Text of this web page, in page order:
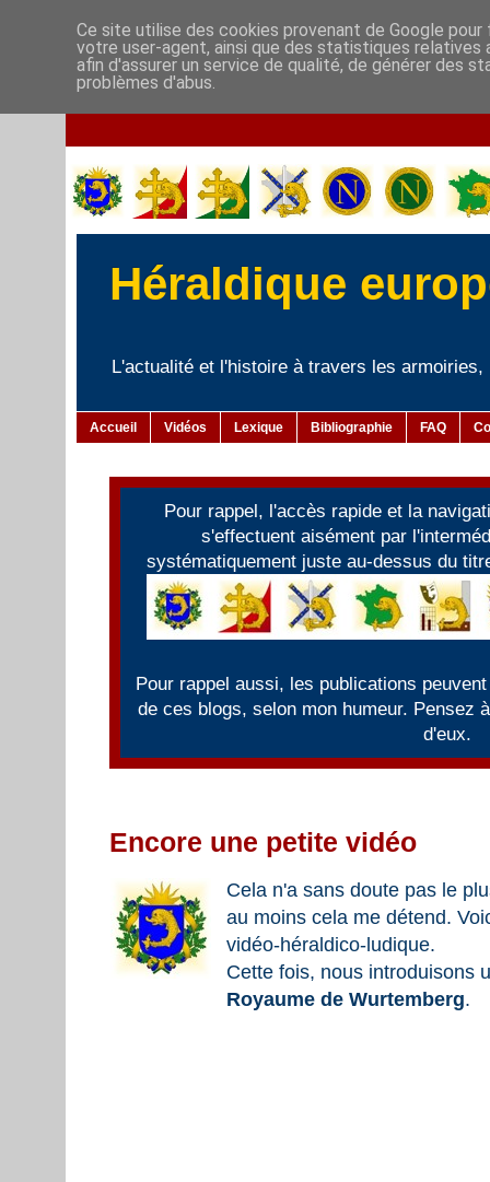
Héraldique
L'actualité et l'histoire à travers les
Accueil Vidéos Lexique Bibliographie FAQ
Pour rappel, l'accès rapide et la
s'effectuent aisément par
systématiquement juste au-dessus du
Pour rappel aussi, les publications
de ces blogs, selon mon humeur. Pensez
d'eux.
Encore une petite vidéo
Cela n'a sans doute pas le
au moins cela me détend.
vidéo-héraldico-ludique.
Cette fois, nous introduisons
Royaume de Wurtemberg.
Ce site utilise des cookies provenant de Google
votre user-agent, ainsi que des statistiques
afin d'assurer un service de qualité, de générer des
problèmes d'abus.